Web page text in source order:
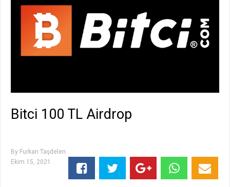
Bitci 100 TL Airdrop
By Furkan Taşdelen
Ekim 15, 2021